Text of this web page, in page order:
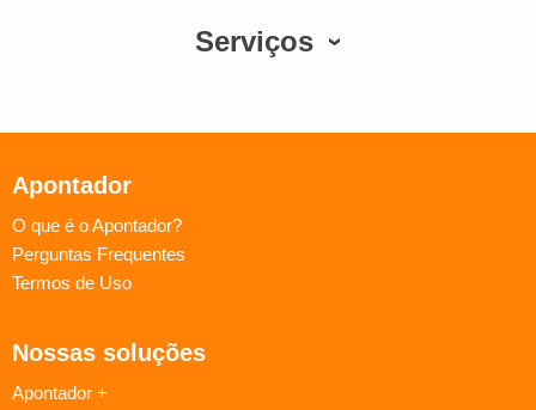
Serviços
Apontador
O que é o Apontador?
Perguntas Frequentes
Termos de Uso
Nossas soluções
Apontador +